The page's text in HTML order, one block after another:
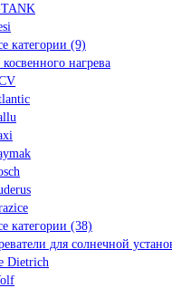
TANK
категории (9)
нагрева
категории (38)
для солнечной
Dietrich